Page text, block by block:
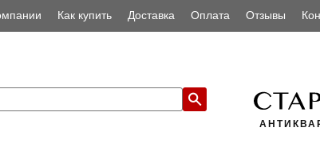
Как купить Доставка Оплата Отзывы